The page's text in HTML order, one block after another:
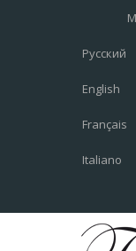
Русский
English
Français
Italiano